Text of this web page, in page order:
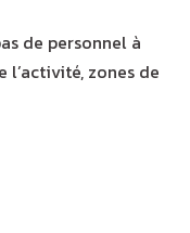
de personnel à
zones de